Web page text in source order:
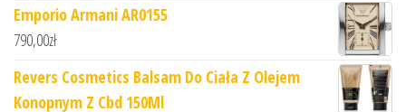
Emporio Armani AR0155
790,00zł
Revers Cosmetics Balsam Do Ciała Z Olejem
Konopnym Z Cbd 150Ml